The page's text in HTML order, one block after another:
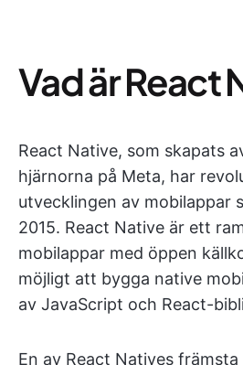
Vad är React
React Native, som skapats
hjärnorna på Meta, har
utvecklingen av mobilappar
2015. React Native är ett
mobilappar med öppen
möjligt att bygga native
av JavaScript och React-
En av React Natives